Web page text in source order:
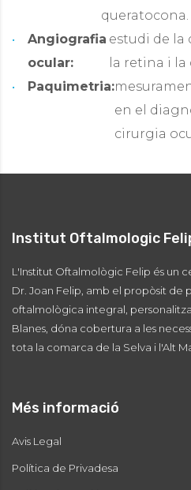
queratocona.
Angiografia
ocular:
estudi de la
la retina i la
Paquimetria:
en el
cirurgia
Institut Oftalmologic
L'Institut Oftalmològic Felip és un
Dr. Joan Felip, amb el propòsit de
oftalmològica integral,
Blanes, dóna cobertura a les
tota la comarca de la Selva i l'Alt
Més informació
Avis Legal
Política de Privadesa